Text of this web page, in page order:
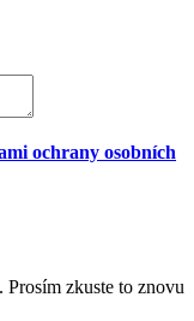
ochrany osobních
zkuste to znovu